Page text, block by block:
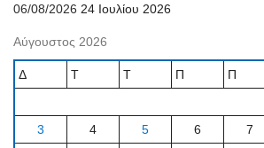
06/08/2026 24 Ιουλίου 2026
Αύγουστος 2026
Δ Τ Τ Π Π
3
4 5 6 7